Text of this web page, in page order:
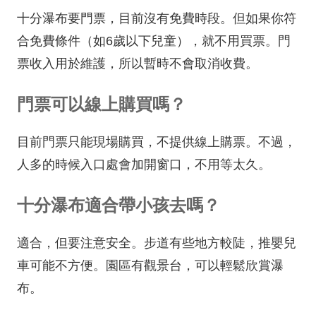
十分瀑布要門票，目前沒有免費時段。但如果你符
合免費條件（如6歲以下兒童），就不用買票。門
票收入用於維護，所以暫時不會取消收費。
門票可以線上購買嗎？
目前門票只能現場購買，不提供線上購票。不過，
人多的時候入口處會加開窗口，不用等太久。
十分瀑布適合帶小孩去嗎？
適合，但要注意安全。步道有些地方較陡，推嬰兒
車可能不方便。園區有觀景台，可以輕鬆欣賞瀑
布。